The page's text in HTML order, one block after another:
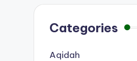
Categories
Aqidah